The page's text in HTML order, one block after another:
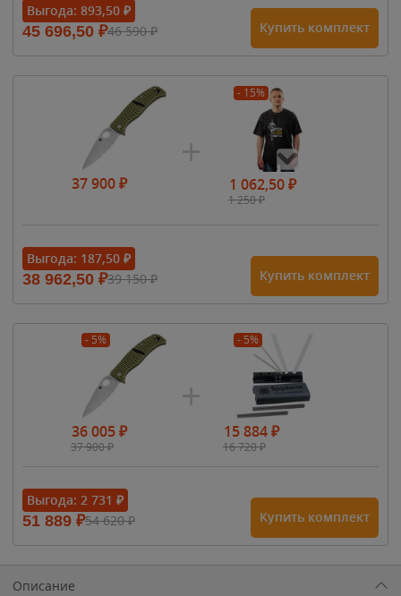
Выгода: 893,50 ₽
45 696,50 ₽46 590₽ Купить комплект
37 900₽
- 15%
1 062,50₽
1 250₽
1 615₽
1 900₽1 900₽
Выгода: 187,50 ₽
38 962,50 ₽39 150₽ Купить комплект
- 5%
36 005₽
37 900₽
- 5%
15 884₽
16 720₽
Выгода: 2 731 ₽
51 889 ₽54 620₽ Купить комплект
Описание